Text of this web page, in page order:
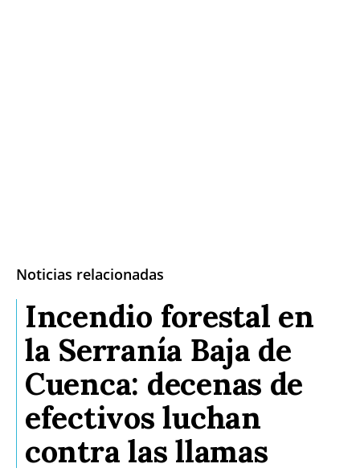
Noticias relacionadas
Incendio forestal en
la Serranía Baja de
Cuenca: decenas de
efectivos luchan
contra las llamas